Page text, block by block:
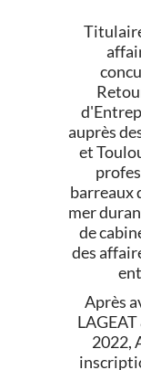
auprès
et
barreaux
mer
de
des
Après
2022,